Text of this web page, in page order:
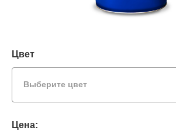
Цвет
Выберите цвет
Цена: